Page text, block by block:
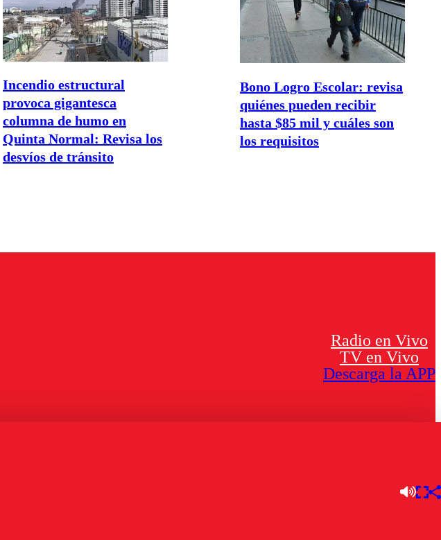
Incendio estructural
provoca gigantesca
columna de humo en
Quinta Normal: Revisa los
desvíos de tránsito
Bono Logro Escolar: revisa
quiénes pueden recibir
hasta $85 mil y cuáles son
los requisitos
Radio en Vivo
TV en Vivo
Descarga la APP